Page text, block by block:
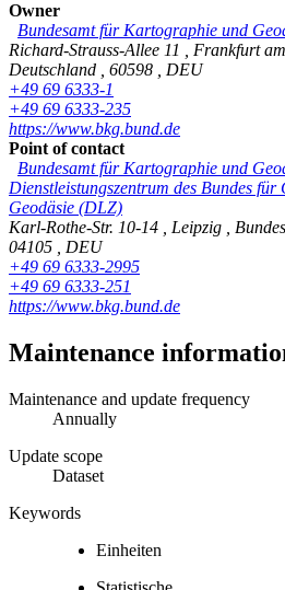
Owner
Bundesamt für Kartographie und
Richard-Strauss-Allee 11 , Frankfurt
Deutschland , 60598 , DEU
+49 69 6333-1
+49 69 6333-235
https://www.bkg.bund.de
Point of contact
Bundesamt für Kartographie und
Dienstleistungszentrum des Bundes
Geodäsie (DLZ)
Karl-Rothe-Str. 10-14 , Leipzig ,
04105 , DEU
+49 69 6333-2995
+49 69 6333-251
https://www.bkg.bund.de
Maintenance
Maintenance and update frequency
Annually
Update scope
Dataset
Keywords
Einheiten